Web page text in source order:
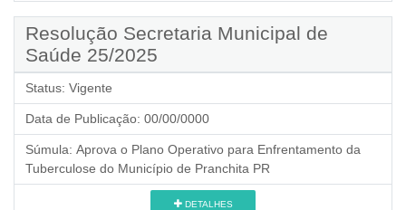
Resolução Secretaria Municipal de
Saúde 25/2025
Status: Vigente
Data de Publicação: 00/00/0000
Súmula: Aprova o Plano Operativo para Enfrentamento da
Tuberculose do Município de Pranchita PR
DETALHES